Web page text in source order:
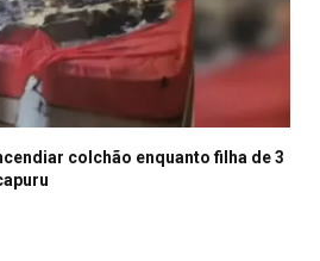
colchão enquanto filha de 3